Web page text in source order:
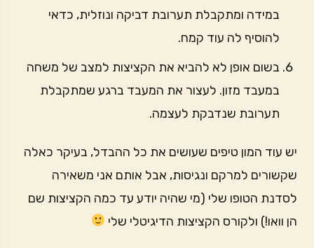
במידה ומתקבלת תערובת דביקה ונוזלית, כדאי
להוסיף לה עוד קמח.
בשום אופן לא להביא את הקציצות למצב של משחה
במעבד מזון. לעצור את המעבד ברגע שמתקבלת
תערובת שנדבקת לעצמה.
יש עוד המון טיפים שעושים את כל ההבדל, בעיקר כאלה
שקשורים למרקם ונגיסות, אבל אותם אני משאירה
לסדנת הטופו שלי (מי שהיה יודע עד כמה הקציצות שם
הן וואו!) ולקורס הקציצות הדיגיטלי שלי